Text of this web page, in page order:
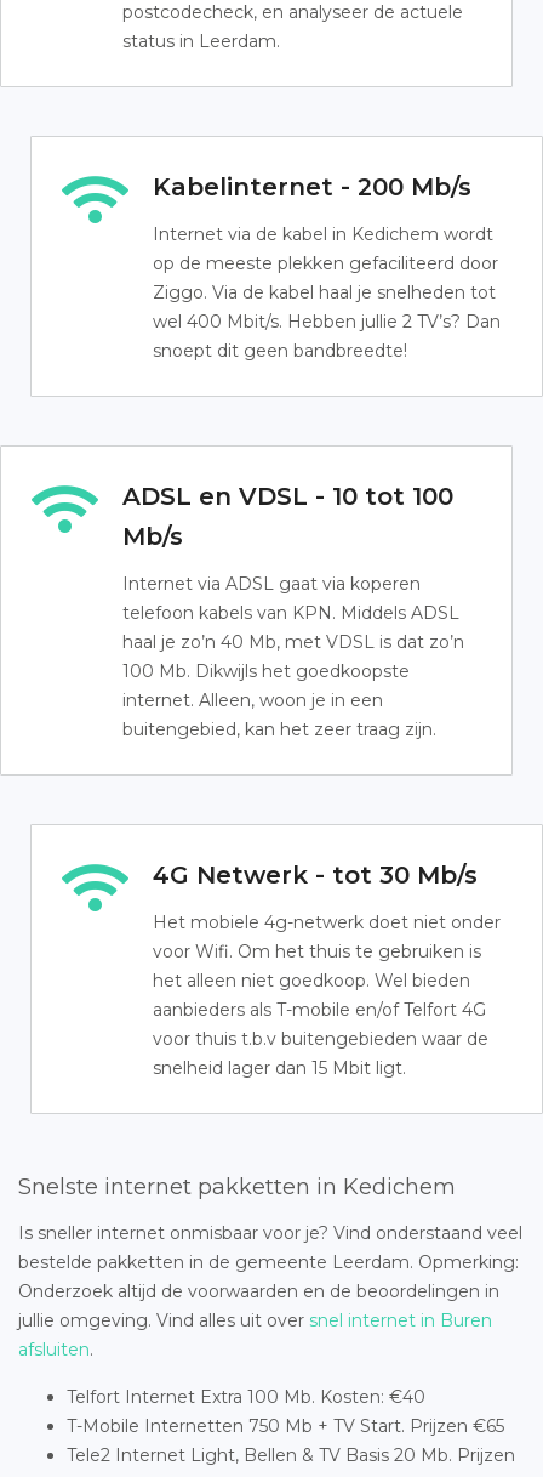
postcodecheck, en analyseer de actuele
status in Leerdam.
Kabelinternet - 200 Mb/s
Internet via de kabel in Kedichem wordt
op de meeste plekken gefaciliteerd door
Ziggo. Via de kabel haal je snelheden tot
wel 400 Mbit/s. Hebben jullie 2 TV’s? Dan
snoept dit geen bandbreedte!
ADSL en VDSL - 10 tot 100
Mb/s
Internet via ADSL gaat via koperen
telefoon kabels van KPN. Middels ADSL
haal je zo’n 40 Mb, met VDSL is dat zo’n
100 Mb. Dikwijls het goedkoopste
internet. Alleen, woon je in een
buitengebied, kan het zeer traag zijn.
4G Netwerk - tot 30 Mb/s
Het mobiele 4g-netwerk doet niet onder
voor Wifi. Om het thuis te gebruiken is
het alleen niet goedkoop. Wel bieden
aanbieders als T-mobile en/of Telfort 4G
voor thuis t.b.v buitengebieden waar de
snelheid lager dan 15 Mbit ligt.
Snelste internet pakketten in Kedichem
Is sneller internet onmisbaar voor je? Vind onderstaand veel
bestelde pakketten in de gemeente Leerdam. Opmerking:
Onderzoek altijd de voorwaarden en de beoordelingen in
jullie omgeving. Vind alles uit over snel internet in Buren
afsluiten.
Telfort Internet Extra 100 Mb. Kosten: €40
T-Mobile Internetten 750 Mb + TV Start. Prijzen €65
Tele2 Internet Light, Bellen & TV Basis 20 Mb. Prijzen